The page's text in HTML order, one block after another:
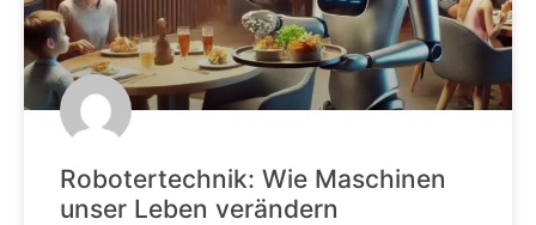
Robotertechnik: Wie Maschinen
unser Leben verändern